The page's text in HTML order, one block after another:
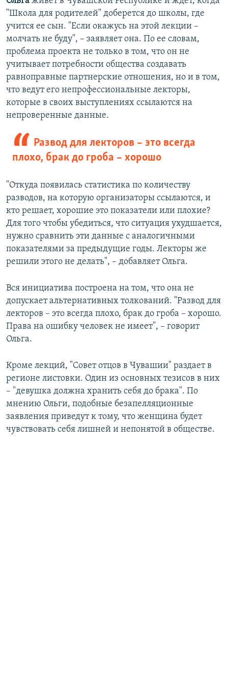
"Школа для родителей" доберется до школы, где
учится ее сын. "Если окажусь на этой лекции –
молчать не буду", – заявляет она. По ее словам,
проблема проекта не только в том, что он не
учитывает потребности общества создавать
равноправные партнерские отношения, но и в том,
что ведут его непрофессиональные лекторы,
которые в своих выступлениях ссылаются на
непроверенные данные.
Развод для лекторов – это всегда
плохо, брак до гроба – хорошо
"Откуда появилась статистика по количеству
разводов, на которую организаторы ссылаются, и
кто решает, хорошие это показатели или плохие?
Для того чтобы убедиться, что ситуация ухудшается,
нужно сравнить эти данные с аналогичными
показателями за предыдущие годы. Лекторы же
решили этого не делать", – добавляет Ольга.
Вся инициатива построена на том, что она не
допускает альтернативных толкований. "Развод для
лекторов – это всегда плохо, брак до гроба – хорошо.
Права на ошибку человек не имеет", – говорит
Ольга.
Кроме лекций, "Совет отцов в Чувашии" раздает в
регионе листовки. Один из основных тезисов в них
– "девушка должна хранить себя до брака". По
мнению Ольги, подобные безапелляционные
заявления приведут к тому, что женщина будет
чувствовать себя лишней и непонятой в обществе.